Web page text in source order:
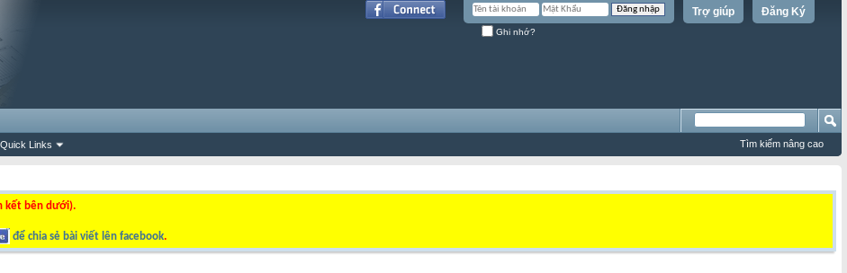
Đăng Ký
Trợ giúp
Ghi nhớ?
Quick Links Tìm kiếm nâng cao
kết bên dưới).
để chia sẻ bài viết lên facebook.